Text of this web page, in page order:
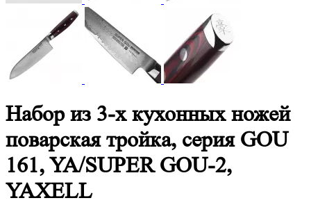
Набор из 3-х кухонных ножей
поварская тройка, серия GOU
161, YA/SUPER GOU-2,
YAXELL